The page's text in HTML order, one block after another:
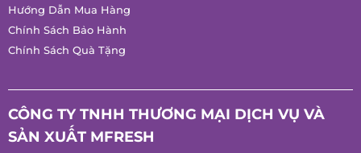
Chính Sách Bảo Mật
Chính Sách Đổi Trả Hàng
Hướng Dẫn Mua Hàng
Chính Sách Quà Tặng